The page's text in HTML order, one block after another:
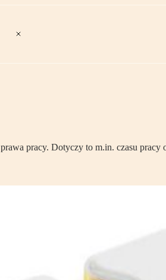
pracy. Dotyczy to m.in. czasu